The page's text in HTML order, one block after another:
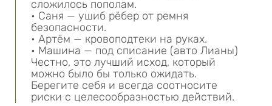
сложилось пополам.
• Саня — ушиб рёбер от ремня
безопасности.
• Артём — кровоподтеки на руках.
• Машина — под списание (авто Лианы)
Честно, это лучший исход, который
можно было бы только ожидать.
Берегите себя и всегда соотносите
риски с целесообразностью действий.